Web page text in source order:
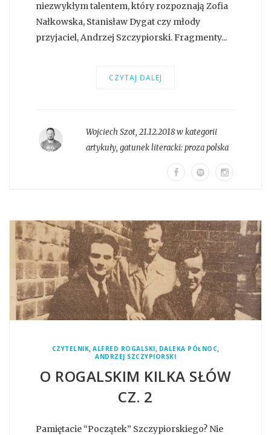
niezwykłym talentem, który rozpoznają Zofia
Nałkowska, Stanisław Dygat czy młody
przyjaciel, Andrzej Szczypiorski. Fragmenty...
CZYTAJ DALEJ
Wojciech Szot, 21.12.2018 w kategorii
artykuły, gatunek literacki:proza polska
CZYTELNIK,ALFRED ROGALSKI, DALEKA PÓŁNOC,
ANDRZEJ SZCZYPIORSKI
O ROGALSKIM KILKA SŁÓW
CZ. 2
Pamiętacie “Początek” Szczypiorskiego? Nie